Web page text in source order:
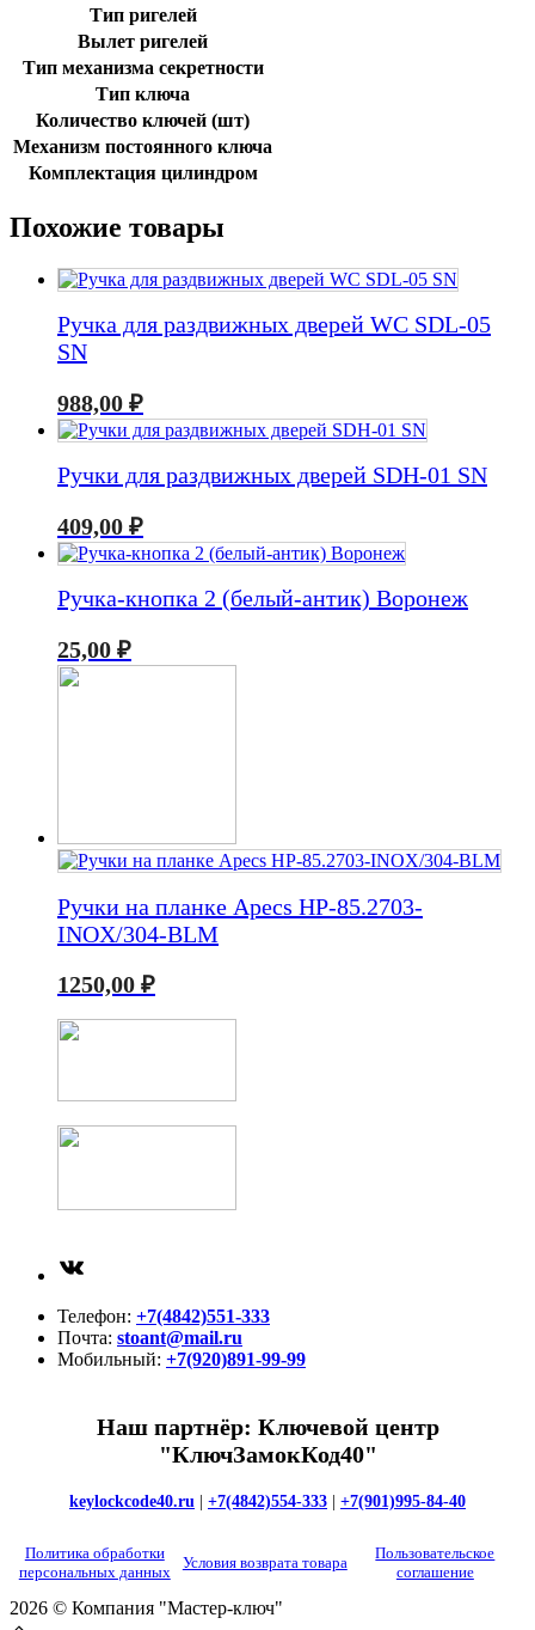
Тип ригелей
Вылет ригелей
Тип механизма секретности
Тип ключа
Количество ключей (шт)
Механизм постоянного ключа
Комплектация цилиндром
Похожие товары
Ручка для раздвижных дверей WC SDL-05
SN
988,00 ₽
Ручки для раздвижных дверей SDH-01 SN
409,00 ₽
Ручка-кнопка 2 (белый-антик) Воронеж
25,00 ₽
Ручки на планке Apecs HP-85.2703-
INOX/304-BLM
1250,00 ₽
Телефон: +7(4842)551-333
Почта: stoant@mail.ru
Мобильный: +7(920)891-99-99
Наш партнёр: Ключевой центр
"КлючЗамокКод40"
keylockcode40.ru +7(4842)554-333 +7(901)995-84-40
Политика обработки
персональных данных
Условия возврата товара
Пользовательское
соглашение
2026 © Компания "Мастер-ключ"